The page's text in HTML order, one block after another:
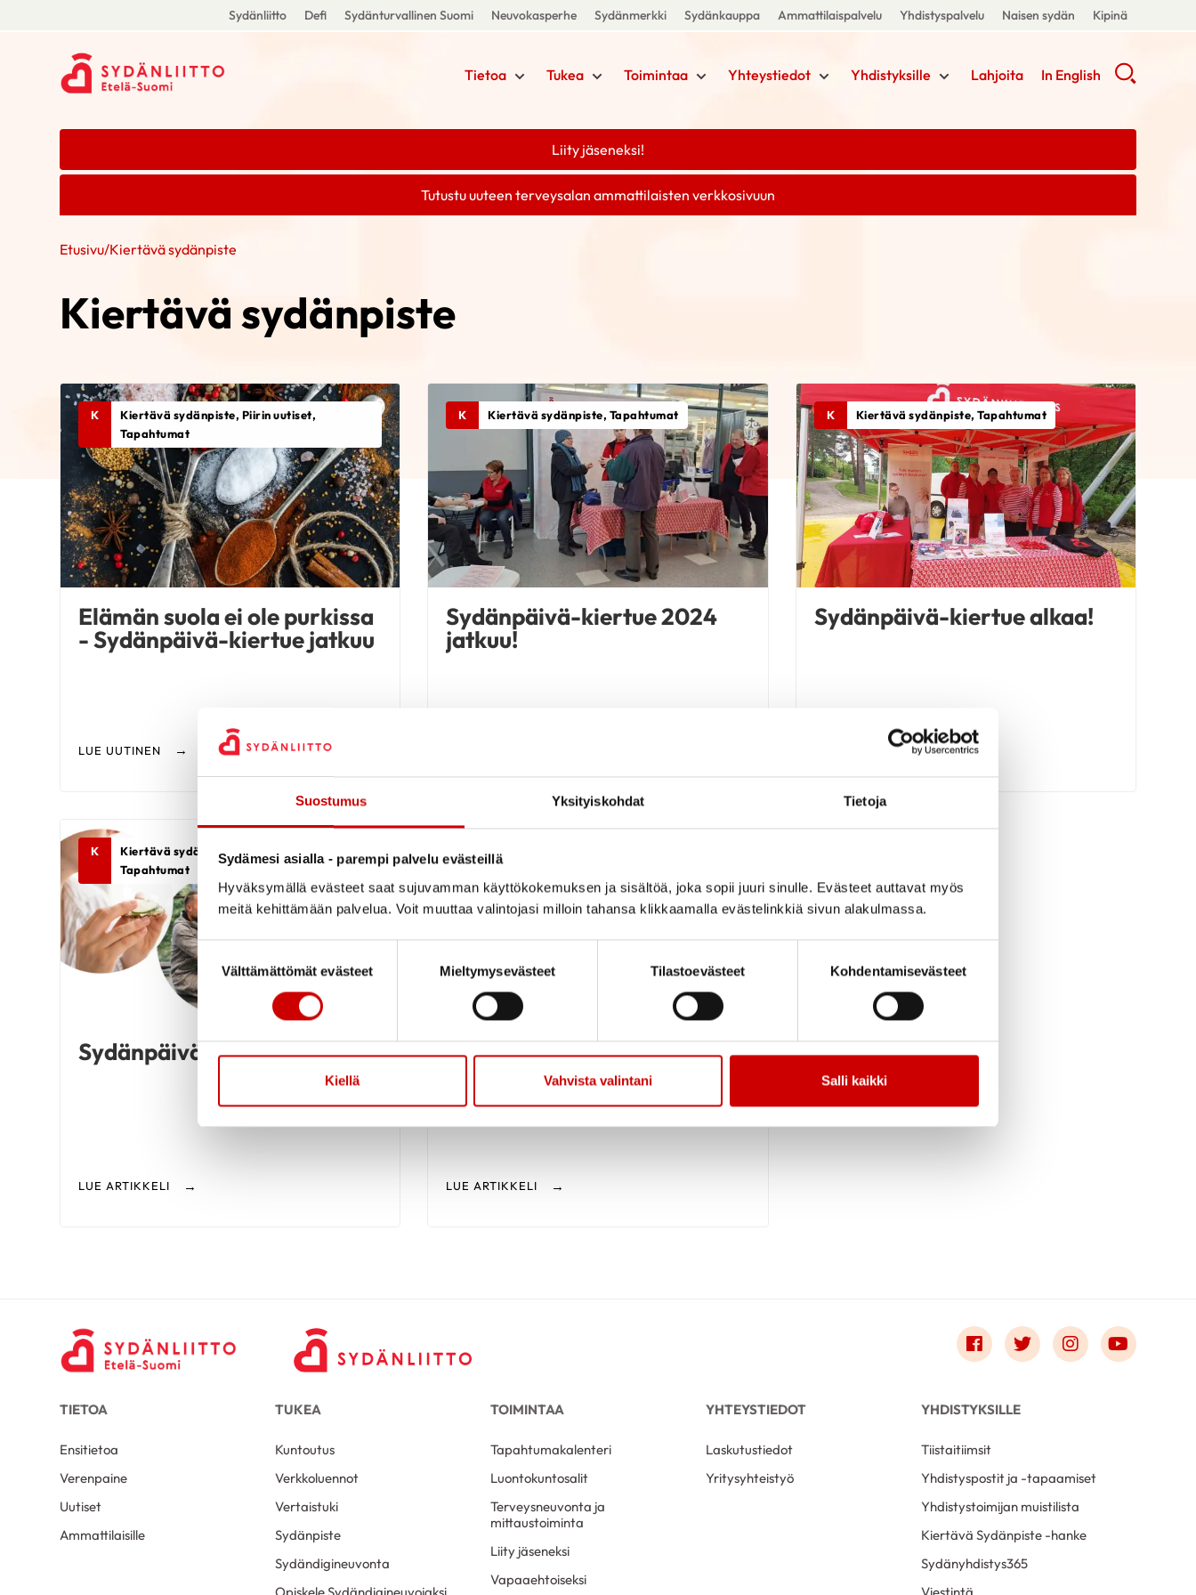
Suostumus Yksityiskohdat Tietoja
Sydämesi asialla - parempi palvelu evästeillä
Hyväksymällä evästeet saat sujuvamman käyttökokemuksen ja sisältöä, joka sopii juuri sinulle. Evästeet auttavat myös
meitä kehittämään palvelua. Voit muuttaa valintojasi milloin tahansa klikkaamalla evästelinkkiä sivun alakulmassa.
Suostumuksen valinta
Välttämättömät evästeet
Mieltymysevästeet Tilastoevästeet Kohdentamisevästeet
Kiellä Vahvista valintani Salli kaikki
Sydänliitto Defi Sydänturvallinen Suomi Neuvokasperhe Sydänmerkki Sydänkauppa Ammattilaispalvelu Yhdistyspalvelu Naisen sydän Kipinä
Tietoa Tukea Toimintaa Yhteystiedot Yhdistyksille Lahjoita In English
Liity jäseneksi!
Tutustu uuteen terveysalan ammattilaisten verkkosivuun
Etusivu/Kiertävä sydänpiste
Kiertävä sydänpiste
K
Kiertävä sydänpiste, Piirin uutiset,
Tapahtumat
Elämän suola ei ole purkissa
- Sydänpäivä-kiertue jatkuu
LUE UUTINEN
K Kiertävä sydänpiste, Tapahtumat
Sydänpäivä-kiertue 2024
jatkuu!
K Kiertävä sydänpiste, Tapahtumat
Sydänpäivä-kiertue alkaa!
LUE UUTINEN
K
Kiertävä sydänpiste, Sydäntietoa,
Tapahtumat
Sydänpäivä-kiertue
LUE ARTIKKELI
K Kiertävä sydänpiste, Tapahtumat, Terveys
Sydänryhmät
LUE ARTIKKELI
Link to facebook
Link to twitter
Link to Link to
TIETOA
Ensitietoa
Verenpaine
Uutiset
Ammattilaisille
TUKEA
Kuntoutus
Verkkoluennot
Vertaistuki
Sydänpiste
Sydändigineuvonta
TOIMINTAA
Tapahtumakalenteri
Luontokuntosalit
Terveysneuvonta ja
mittaustoiminta
Liity jäseneksi
Vapaaehtoiseksi
YHTEYSTIEDOT
Laskutustiedot
Yritysyhteistyö
YHDISTYKSILLE
Tiistaitiimsit
Yhdistyspostit ja -tapaamiset
Yhdistystoimijan muistilista
Kiertävä Sydänpiste -hanke
Sydänyhdistys365